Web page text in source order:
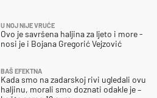
U NOJ NIJE VRUĆE
Ovo je savršena haljina za ljeto i more -
nosi je i Bojana Gregorić Vejzović
BAŠ EFEKTNA
Kada smo na zadarskoj rivi ugledali ovu
haljinu, morali smo doznati odakle je –